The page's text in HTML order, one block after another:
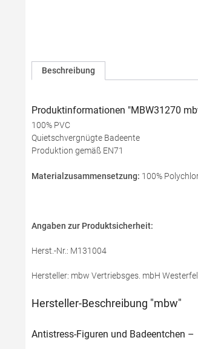
Beschreibung
Produktinformationen "MBW31270
100% PVC
Quietschvergnügte Badeente
Produktion gemäß EN71
Materialzusammensetzung: 100%
Angaben zur Produktsicherheit:
Herst.-Nr.: M131004
Hersteller: mbw Vertriebsges. mbH
Hersteller-Beschreibung "mbw"
Antistress-Figuren und Badeentchen